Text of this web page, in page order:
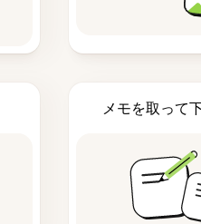
メモを取って